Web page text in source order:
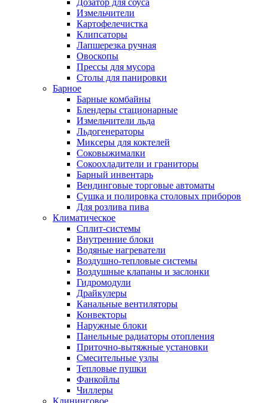
Дозатор для соуса
Измельчители
Картофелечистка
Клипсаторы
Лапшерезка ручная
Овоскопы
Прессы для мусора
Столы для панировки
Барное
Барные комбайны
Блендеры стационарные
Измельчители льда
Льдогенераторы
Миксеры для коктелей
Соковыжималки
Сокоохладители и граниторы
Барный инвентарь
Вендинговые торговые автоматы
Сушка и полировка столовых приборов
Для розлива пива
Климатическое
Сплит-системы
Внутренние блоки
Водяные нагреватели
Воздушно-тепловые системы
Воздушные клапаны и заслонки
Гидромодули
Драйкулеры
Канальные вентиляторы
Конвекторы
Наружные блоки
Панельные радиаторы отопления
Приточно-вытяжные установки
Смесительные узлы
Тепловые пушки
Фанкойлы
Чиллеры
Клининговое